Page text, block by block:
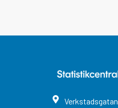
Verkstadsgatan